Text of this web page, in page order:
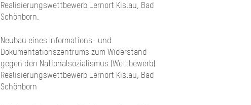
Realisierungswettbewerb Lernort Kislau, Bad
Schönborn.
Neubau eines Informations- und
Dokumentationszentrums zum Widerstand
gegen den Nationalsozialismus (Wettbewerb)
Realisierungswettbewerb Lernort Kislau, Bad
Schönborn